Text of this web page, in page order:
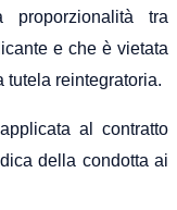
proporzionalità tra
e che è vietata
tutela reintegratoria.
al contratto
della condotta ai